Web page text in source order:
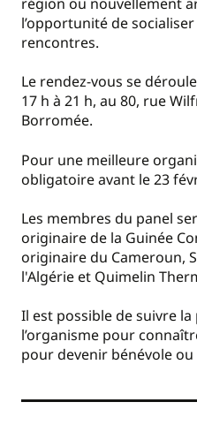
l’opportunité de
rencontres.
Le rendez-vous se
17 h à 21 h, au 80, rue
Borromée.
Pour une meilleure
obligatoire avant le 23
Les membres du panel
originaire de la Guinée
originaire du Cameroun,
l'Algérie et Quimelin
Il est possible de suivre la
l’organisme pour
pour devenir bénévole